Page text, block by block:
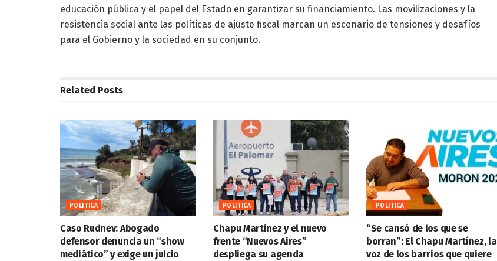
educación pública y el papel del Estado en garantizar su financiamiento. Las movilizaciones y la
resistencia social ante las políticas de ajuste fiscal marcan un escenario de tensiones y desafíos
para el Gobierno y la sociedad en su conjunto.
Related Posts
POLITICA
Caso Rudnev: Abogado
defensor denuncia un “show
mediático” y exige un juicio
POLITICA
Chapu Martinez y el nuevo
frente “Nuevos Aires”
despliega su agenda
POLITICA
“Se cansó de los que se
borran”: El Chapu Martínez, la
voz de los barrios que quiere